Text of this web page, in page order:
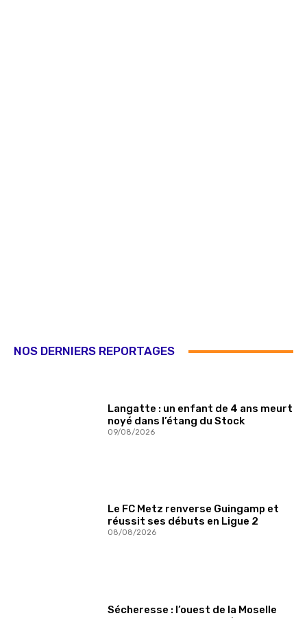
NOS DERNIERS REPORTAGES
Langatte : un enfant de 4 ans meurt
noyé dans l’étang du Stock
09/08/2026
Le FC Metz renverse Guingamp et
réussit ses débuts en Ligue 2
08/08/2026
Sécheresse : l’ouest de la Moselle